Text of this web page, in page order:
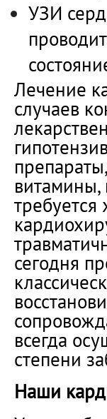
УЗИ
Лечение
случаев
витамины,
сегодня
всегда
степени
Наши